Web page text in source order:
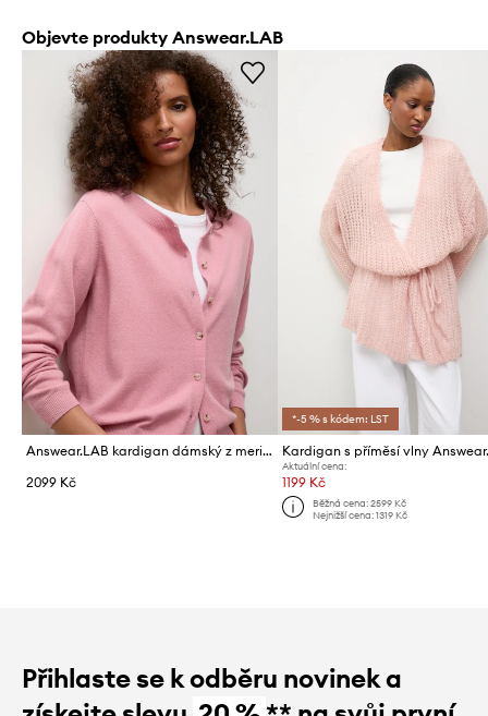
Objevte produkty Answear.LAB
Answear.LAB kardigan dámský z merino vlny
2099 Kč
*-5 % s kódem: LST
Kardigan s příměsí vlny
Aktuální cena:
1199 Kč
Běžná cena: 2599 Kč
Nejnižší cena: 1319 Kč
Přihlaste se k odběru novinek a